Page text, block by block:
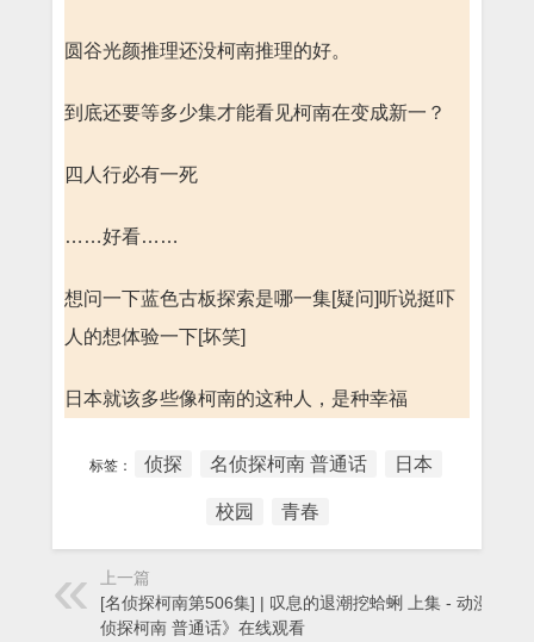
圆谷光颜推理还没柯南推理的好。
到底还要等多少集才能看见柯南在变成新一？
四人行必有一死
……好看……
想问一下蓝色古板探索是哪一集[疑问]听说挺吓
人的想体验一下[坏笑]
日本就该多些像柯南的这种人，是种幸福
标签： 侦探 名侦探柯南 普通话 日本
校园 青春
上一篇
[名侦探柯南第506集] | 叹息的退潮挖蛤蜊 上集 - 动漫《名
侦探柯南 普通话》在线观看